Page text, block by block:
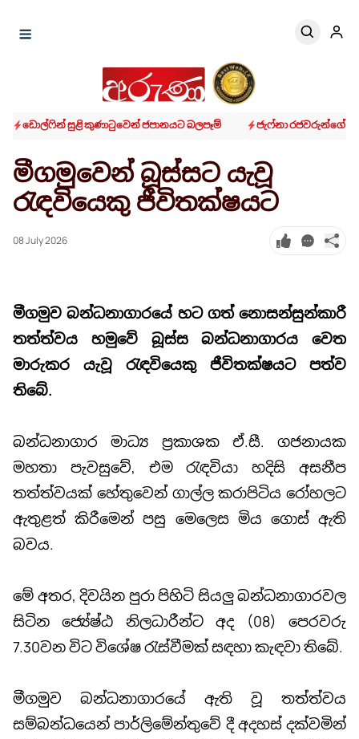
ඩොල්ෆින් සුළි කුණාටුවෙන් ජපානයට බලපෑම් ජැෆ්නා රජවරුන්ගේ
මීගමුවෙන් බූස්සට යැවූ
රැඳවියෙකු ජීවිතක්ෂයට
08 July 2026
මීගමුව බන්ධනාගාරයේ හට ගත් නොසන්සුන්කාරී
තත්ත්වය හමුවේ බූස්ස බන්ධනාගාරය වෙත
මාරුකර යැවූ රැඳවියෙකු ජීවිතක්ෂයට පත්ව
තිබේ.
බන්ධනාගාර මාධ්‍ය ප්‍රකාශක ඒ.සී. ගජනායක
මහතා පැවසුවේ, එම රැඳවියා හදිසි අසනීප
තත්ත්වයක් හේතුවෙන් ගාල්ල කරාපිටිය රෝහලට
ඇතුළත් කිරීමෙන් පසු මෙලෙස මිය ගොස් ඇති
බවය.
මේ අතර, දිවයින පුරා පිහිටි සියලු බන්ධනාගාරවල
සිටින ජ්‍යේෂ්ඨ නිලධාරීන්ට අද (08) පෙරවරු
7.30වන විට විශේෂ රැස්වීමක් සඳහා කැඳවා තිබේ.
මීගමුව බන්ධනාගාරයේ ඇති වූ තත්ත්වය
සම්බන්ධයෙන් පාර්ලිමේන්තුවේ දී අදහස් දක්වමින්